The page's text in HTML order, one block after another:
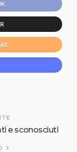
e sconosciuti